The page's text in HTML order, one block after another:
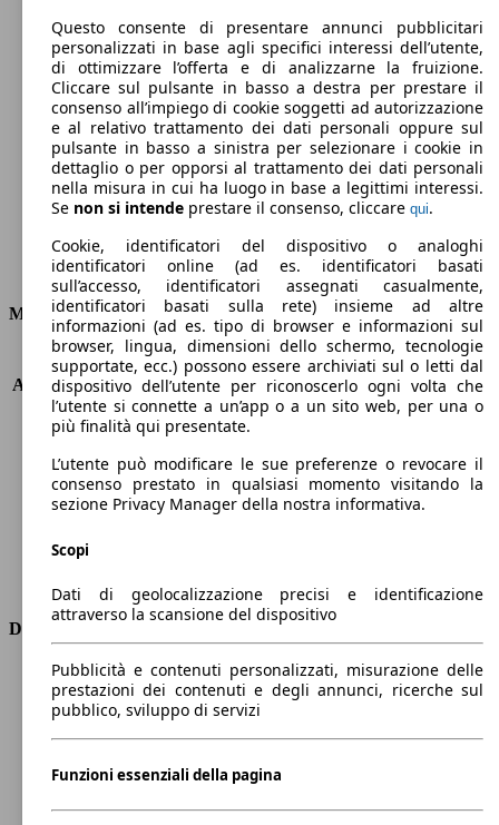
118 g/km
Emissioni di CO2 (combinato)*
Consumi
Motore e Prestazioni
KW (PS)
118 kW (160 PS)
Accelerazione (0-100 km/h)
10.7s
Velocità massima (km/h)
200 km/h
Numero di marce
6
Coppia
360 nm
Cilindrata
1600 ccm
Carburante
Diesel
Trasmissione
Dimensioni
Lunghezza
4410 mm
Altezza
1650 mm
Larghezza
Peso massimo
2133 kg
Questo consente di presentare annunci pubblicitari
personalizzati in base agli specifici interessi dell’utente,
di ottimizzare l’offerta e di analizzarne la fruizione.
Cliccare sul pulsante in basso a destra per prestare il
consenso all’impiego di cookie soggetti ad autorizzazione
e al relativo trattamento dei dati personali oppure sul
pulsante in basso a sinistra per selezionare i cookie in
dettaglio o per opporsi al trattamento dei dati personali
nella misura in cui ha luogo in base a legittimi interessi.
Se non si intende prestare il consenso, cliccare qui.
Cookie, identificatori del dispositivo o analoghi
identificatori online (ad es. identificatori basati
sull’accesso, identificatori assegnati casualmente,
identificatori basati sulla rete) insieme ad altre
informazioni (ad es. tipo di browser e informazioni sul
browser, lingua, dimensioni dello schermo, tecnologie
supportate, ecc.) possono essere archiviati sul o letti dal
dispositivo dell’utente per riconoscerlo ogni volta che
l’utente si connette a un’app o a un sito web, per una o
più finalità qui presentate.
L’utente può modificare le sue preferenze o revocare il
consenso prestato in qualsiasi momento visitando la
sezione Privacy Manager della nostra informativa.
Scopi
Dati di geolocalizzazione precisi e identificazione
attraverso la scansione del dispositivo
Pubblicità e contenuti personalizzati, misurazione delle
prestazioni dei contenuti e degli annunci, ricerche sul
pubblico, sviluppo di servizi
Funzioni essenziali della pagina